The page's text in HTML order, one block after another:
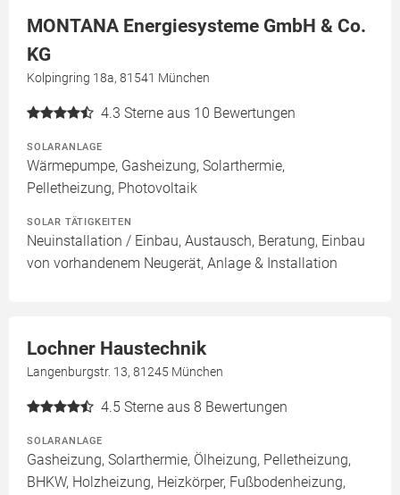
MONTANA Energiesysteme GmbH & Co.
KG
Kolpingring 18a, 81541 München
4.3 Sterne aus 10 Bewertungen
SOLARANLAGE
Wärmepumpe, Gasheizung, Solarthermie,
Pelletheizung, Photovoltaik
SOLAR TÄTIGKEITEN
Neuinstallation / Einbau, Austausch, Beratung, Einbau
von vorhandenem Neugerät, Anlage & Installation
Lochner Haustechnik
Langenburgstr. 13, 81245 München
4.5 Sterne aus 8 Bewertungen
SOLARANLAGE
Gasheizung, Solarthermie, Ölheizung, Pelletheizung,
BHKW, Holzheizung, Heizkörper, Fußbodenheizung,